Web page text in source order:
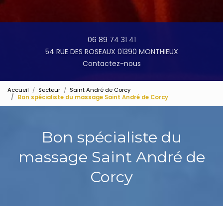
06 89 74 31 41
54 RUE DES ROSEAUX 01390 MONTHIEUX
Contactez-nous
Accueil Secteur
Saint André de Corcy
Bon spécialiste du massage Saint André de Corcy
Bon spécialiste du
massage Saint André de
Corcy